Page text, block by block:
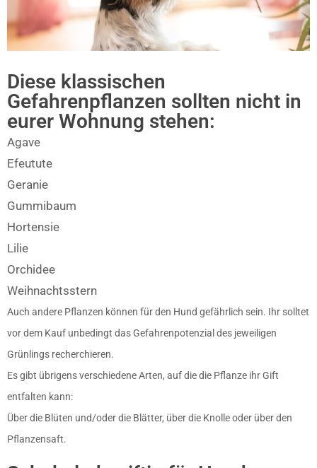
Diese klassischen
Gefahrenpflanzen sollten nicht in
eurer Wohnung stehen:
Agave
Efeutute
Geranie
Gummibaum
Hortensie
Lilie
Orchidee
Weihnachtsstern
Auch andere Pflanzen können für den Hund gefährlich sein. Ihr solltet
vor dem Kauf unbedingt das Gefahrenpotenzial des jeweiligen
Grünlings recherchieren.
Es gibt übrigens verschiedene Arten, auf die die Pflanze ihr Gift
entfalten kann:
Über die Blüten und/oder die Blätter, über die Knolle oder über den
Pflanzensaft.